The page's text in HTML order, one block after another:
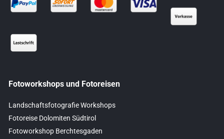
Fotoworkshops und Fotoreisen
Landschaftsfotografie Workshops
Fotoreise Dolomiten Südtirol
Fotoworkshop Berchtesgaden